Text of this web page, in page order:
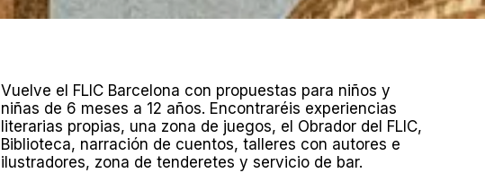
Vuelve el FLIC Barcelona con propuestas para niños y
niñas de 6 meses a 12 años. Encontraréis experiencias
literarias propias, una zona de juegos, el Obrador del FLIC,
Biblioteca, narración de cuentos, talleres con autores e
ilustradores, zona de tenderetes y servicio de bar.